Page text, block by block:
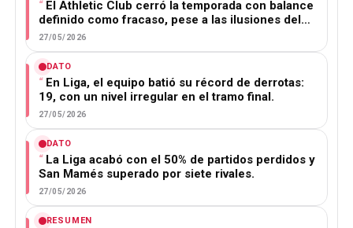
El Athletic Club cerró la temporada con balance
definido como fracaso, pese a las ilusiones del…
27/05/2026
DATO
En Liga, el equipo batió su récord de derrotas:
19, con un nivel irregular en el tramo final.
27/05/2026
DATO
La Liga acabó con el 50% de partidos perdidos y
San Mamés superado por siete rivales.
27/05/2026
RESUMEN